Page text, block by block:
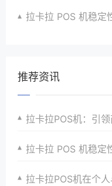
拉卡拉 POS 机稳定
推荐资讯
拉卡拉POS机：引
拉卡拉 POS 机稳定
拉卡拉POS机在个